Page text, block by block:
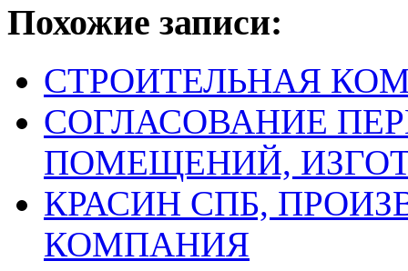
Похожие записи:
СТРОИТЕЛЬНАЯ
СОГЛАСОВАНИЕ
ПОМЕЩЕНИЙ,
КРАСИН СПБ,
КОМПАНИЯ